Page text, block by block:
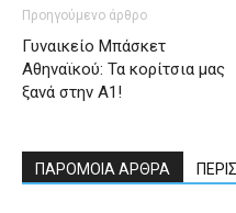
Προηγούμενο άρθρο
Γυναικείο Μπάσκετ
Αθηναϊκού: Τα κορίτσια μας
ξανά στην Α1!
ΠΑΡΟΜΟΙΑ ΑΡΘΡΑ